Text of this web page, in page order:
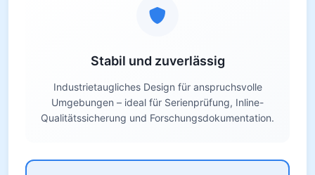
Stabil und zuverlässig
Industrietaugliches Design für anspruchsvolle
Umgebungen – ideal für Serienprüfung, Inline-
Qualitätssicherung und Forschungsdokumentation.